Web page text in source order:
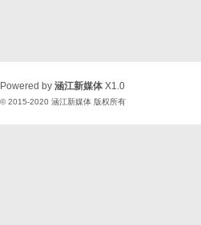
Powered by 涵江新媒体 X1.0
© 2015-2020 涵江新媒体 版权所有